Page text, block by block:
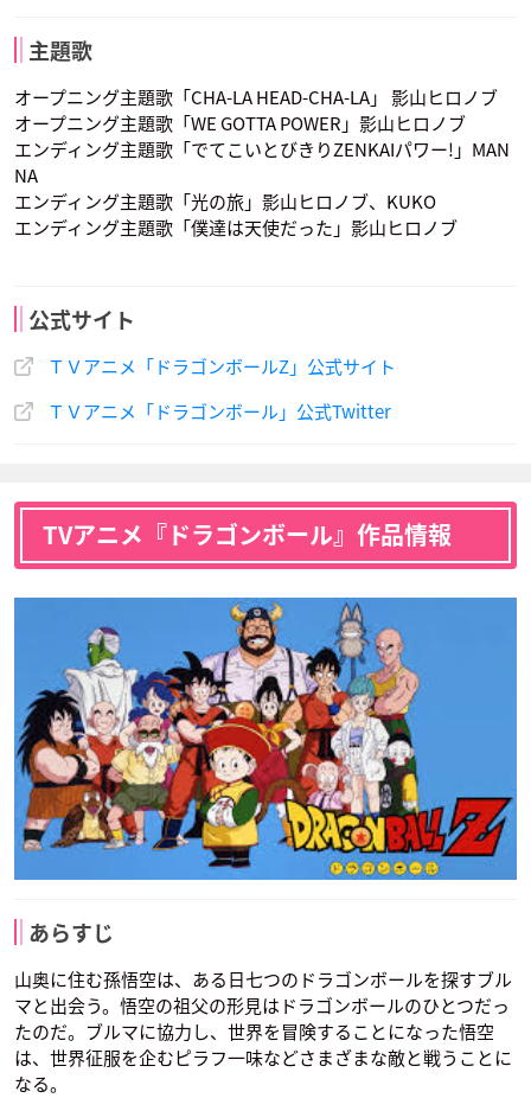
矢田耕司
人造人間20号（Ｄ
ｒ．ゲロ）
若本規夫 塩屋浩三
野沢雅子 野沢雅子
声優： 荘真由美 渡
辺菜生子
声優：宮内幸平 増
岡弘
声優：
声優： 声優：中尾隆聖
ｒ．ゲロ）
声優：矢田耕司
セル
声優： 若本規夫 声優： 塩屋浩三
孫悟天
主題歌
オープニング主題歌「CHA-LA HEAD-CHA-LA」 影山ヒロノブ
オープニング主題歌「WE GOTTA POWER」影山ヒロノブ
エンディング主題歌「でてこいとびきりZENKAIパワー!」MAN
NA
エンディング主題歌「光の旅」影山ヒロノブ、KUKO
エンディング主題歌「僕達は天使だった」影山ヒロノブ
公式サイト
ＴＶアニメ「ドラゴンボールZ」公式サイト
ＴＶアニメ「ドラゴンボール」公式Twitter
TVアニメ『ドラゴンボール』作品情報
あらすじ
山奥に住む孫悟空は、ある日七つのドラゴンボールを探すブル
マと出会う。悟空の祖父の形見はドラゴンボールのひとつだっ
たのだ。ブルマに協力し、世界を冒険することになった悟空
は、世界征服を企むピラフ一味などさまざまな敵と戦うことに
なる。